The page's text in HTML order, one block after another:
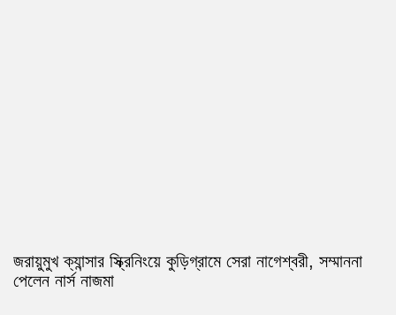
জরায়ুমুখ ক্যান্সার স্ক্রিনিংয়ে কুড়িগ্রামে সেরা নাগেশ্বরী, সম্মাননা
পেলেন নার্স নাজমা